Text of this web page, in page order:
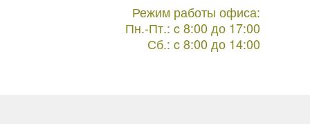
Режим работы офиса:
Пн.-Пт.: c 8:00 до 17:00
Сб.: c 8:00 до 14:00